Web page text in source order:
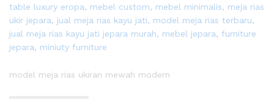
model meja rias ukiran mewah modern